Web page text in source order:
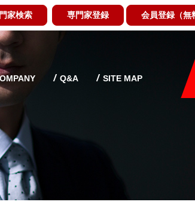
家検索 専門家登録 会員登録（無
Q&A SITE MAP